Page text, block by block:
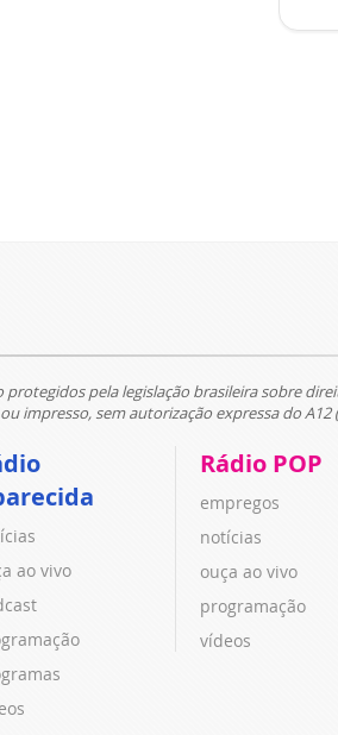
pela legislação brasileira sobre
sem autorização expressa do
ao vivo
Rádio POP
empregos
notícias
ouça ao vivo
programação
vídeos